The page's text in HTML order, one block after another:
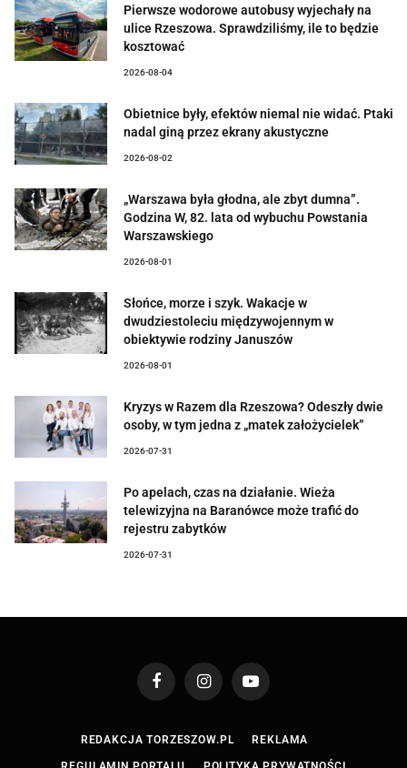
Pierwsze wodorowe autobusy wyjechały na
ulice Rzeszowa. Sprawdziliśmy, ile to będzie
kosztować
2026-08-04
Obietnice były, efektów niemal nie widać. Ptaki
nadal giną przez ekrany akustyczne
2026-08-02
„Warszawa była głodna, ale zbyt dumna”.
Godzina W, 82. lata od wybuchu Powstania
Warszawskiego
2026-08-01
Słońce, morze i szyk. Wakacje w
dwudziestoleciu międzywojennym w
obiektywie rodziny Januszów
2026-08-01
Kryzys w Razem dla Rzeszowa? Odeszły dwie
osoby, w tym jedna z „matek założycielek”
2026-07-31
Po apelach, czas na działanie. Wieża
telewizyjna na Baranówce może trafić do
rejestru zabytków
2026-07-31
FacebookInstagramYouTube
REDAKCJA TORZESZOW.PL REKLAMA